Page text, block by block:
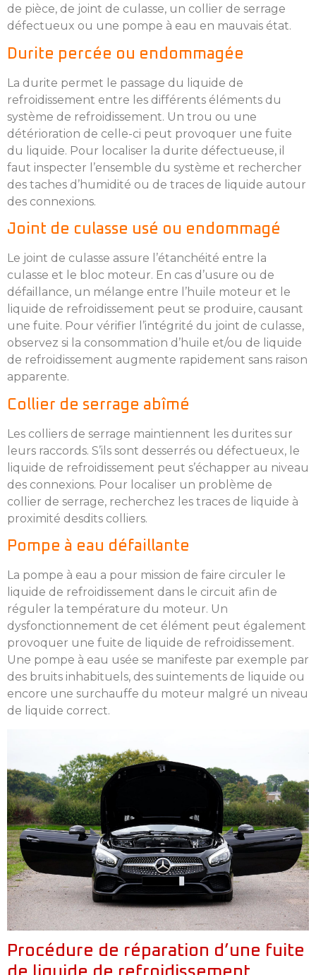
de pièce, de joint de culasse, un collier de serrage
défectueux ou une pompe à eau en mauvais état.
Durite percée ou endommagée
La durite permet le passage du liquide de
refroidissement entre les différents éléments du
système de refroidissement. Un trou ou une
détérioration de celle-ci peut provoquer une fuite
du liquide. Pour localiser la durite défectueuse, il
faut inspecter l’ensemble du système et rechercher
des taches d’humidité ou de traces de liquide autour
des connexions.
Joint de culasse usé ou endommagé
Le joint de culasse assure l’étanchéité entre la
culasse et le bloc moteur. En cas d’usure ou de
défaillance, un mélange entre l’huile moteur et le
liquide de refroidissement peut se produire, causant
une fuite. Pour vérifier l’intégrité du joint de culasse,
observez si la consommation d’huile et/ou de liquide
de refroidissement augmente rapidement sans raison
apparente.
Collier de serrage abîmé
Les colliers de serrage maintiennent les durites sur
leurs raccords. S’ils sont desserrés ou défectueux, le
liquide de refroidissement peut s’échapper au niveau
des connexions. Pour localiser un problème de
collier de serrage, recherchez les traces de liquide à
proximité desdits colliers.
Pompe à eau défaillante
La pompe à eau a pour mission de faire circuler le
liquide de refroidissement dans le circuit afin de
réguler la température du moteur. Un
dysfonctionnement de cet élément peut également
provoquer une fuite de liquide de refroidissement.
Une pompe à eau usée se manifeste par exemple par
des bruits inhabituels, des suintements de liquide ou
encore une surchauffe du moteur malgré un niveau
de liquide correct.
Procédure de réparation d’une fuite